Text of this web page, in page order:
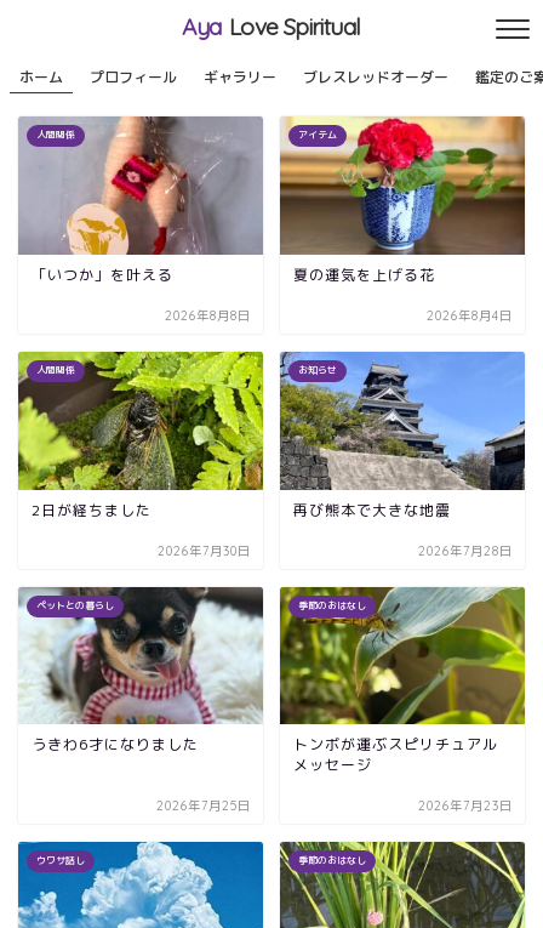
Aya Love Spiritual
ホーム プロフィール ギャラリー ブレスレッドオーダー 鑑定のご
人間関係
「いつか」を叶える
2026年8月8日
アイテム
夏の運気を上げる花
2026年8月4日
人間関係
2日が経ちました
2026年7月30日
お知らせ
再び熊本で大きな地震
2026年7月28日
ペットとの暮らし
うきわ6才になりました
2026年7月25日
季節のおはなし
トンボが運ぶスピリチュアル
メッセージ
2026年7月23日
ウワサ話し 季節のおはなし